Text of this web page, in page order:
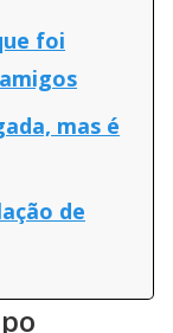
foi
mas é
de